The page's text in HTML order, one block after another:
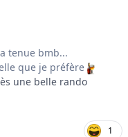
tenue bmb...
que je préfère
une belle rando
1